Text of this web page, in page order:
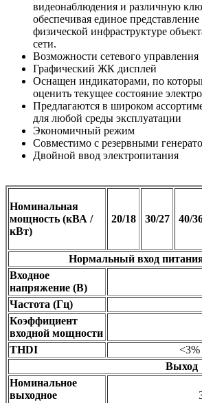
видеонаблюдения и различную
обеспечивая единое
физической инфраструктуре
сети.
Возможности сетевого управления
Графический ЖК дисплей
Оснащен индикаторами, по
оценить текущее состояние
Предлагаются в широком
для любой среды эксплуатации
Экономичный режим
Совместимо с резервными
Двойной ввод электропитания
Номинальная
мощность (кВА /
кВт)
20/18 30/27 40/
Нормальный вход
Входное
напряжение (В)
Частота (Гц)
Коэффициент
входной мощности
THDI
<3%
Выход
Номинальное
выходное